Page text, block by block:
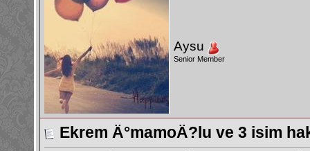
Aysu
Senior Member
Ekrem Ä°mamoÄ?lu ve 3 isim